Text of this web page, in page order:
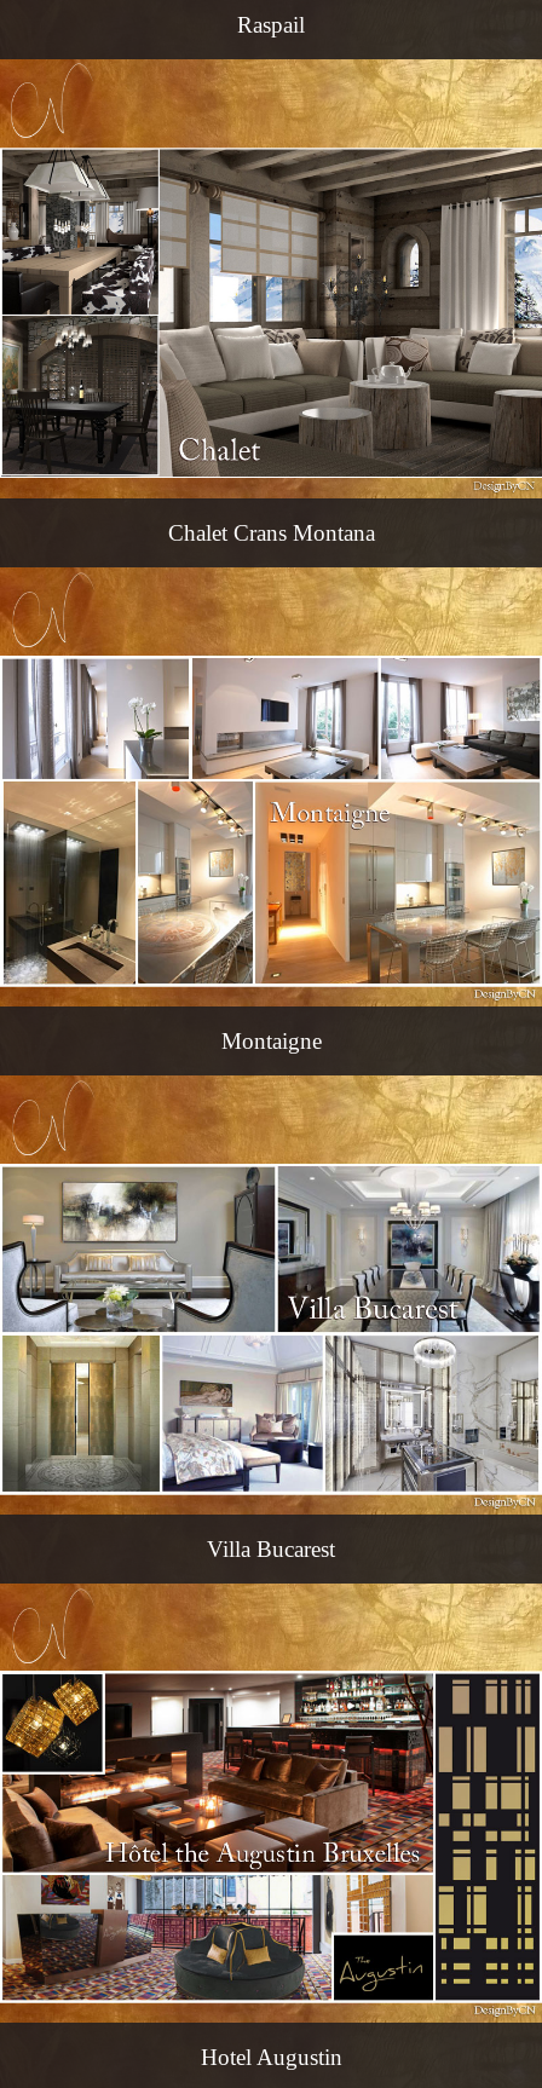
Raspail
Chalet Crans Montana
Montaigne
Villa Bucarest
Hotel Augustin